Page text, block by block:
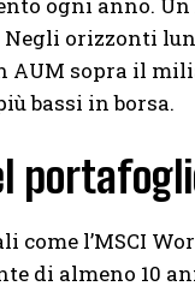
Negli orizzonti
sopra il
bassi in borsa.
l’MSCI
di almeno 10